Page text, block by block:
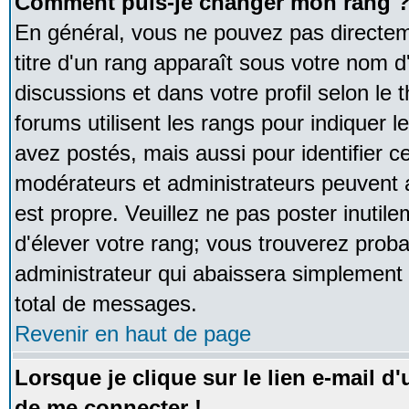
En général, vous ne pouvez pas
titre d'un rang apparaît sous votre nom
discussions et dans votre profil selon le
forums utilisent les rangs pour indiquer
avez postés, mais aussi pour identifier
modérateurs et administrateurs
est propre. Veuillez ne pas poster
d'élever votre rang; vous trouverez
administrateur qui abaissera
total de messages.
Revenir en haut de page
Lorsque je clique sur le lien e-mail